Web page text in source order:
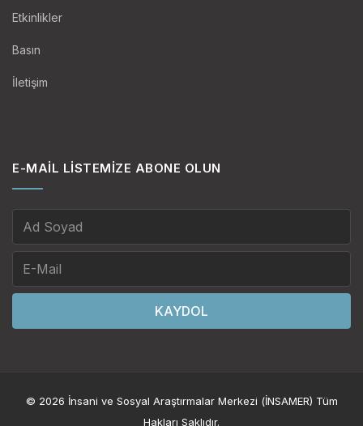
Etkinlikler
Basın
İletişim
E-MAIL LISTEMIZE ABONE OLUN
KAYDOL
© 2026 İnsani ve Sosyal Araştırmalar Merkezi (İNSAMER) Tüm
Hakları Saklıdır.